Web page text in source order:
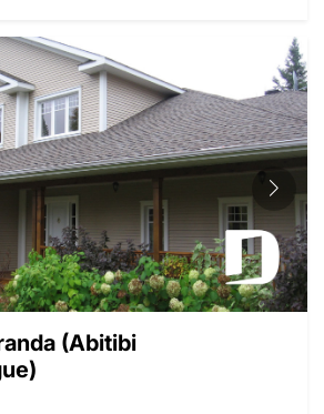
(Abitibi